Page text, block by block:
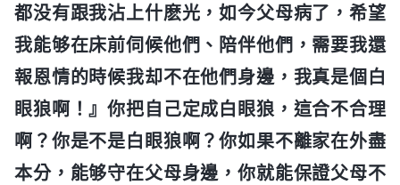
都没有跟我沾上什麽光，如今父母病了，希望
我能够在床前伺候他們、陪伴他們，需要我還
報恩情的時候我却不在他們身邊，我真是個白
眼狼啊！』你把自己定成白眼狼，這合不合理
啊？你是不是白眼狼啊？你如果不離家在外盡
本分，能够守在父母身邊，你就能保證父母不